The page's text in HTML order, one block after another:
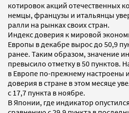
котировок акций отечественных
немцы, французы и итальянцы
ралли на рынках своих стран.
Индекс доверия к мировой
Европы в декабре вырос до 50,9
ранее. Таким образом, значение
превысило отметку в 50 пунктов.
в Европе по-прежнему настроены
доверия в стране в этом месяце
с 17,7 пункта в ноябре.
В Японии, где индикатор